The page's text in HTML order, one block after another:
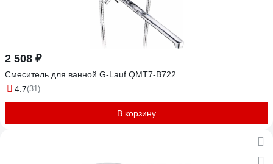
2 508 ₽
Смеситель для ванной G-Lauf QMT7-B722
4.7(31)
В корзину